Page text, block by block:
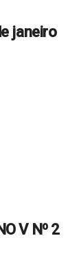
janeiro
V Nº 2